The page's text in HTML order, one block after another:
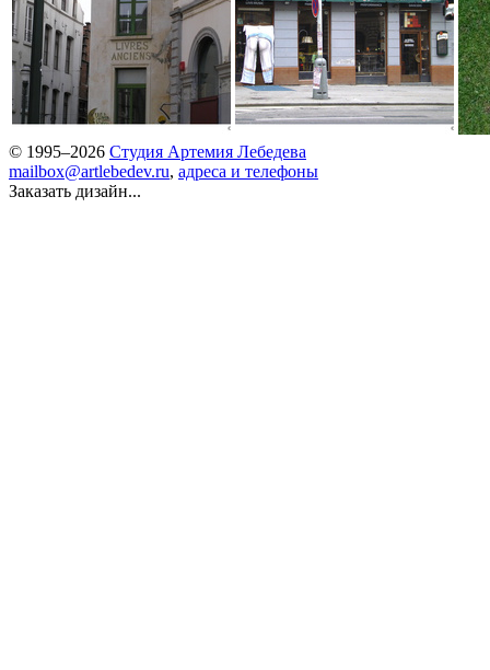
© 1995–2026 Студия Артемия Лебедева
mailbox@artlebedev.ru, адреса и телефоны
Заказать дизайн...